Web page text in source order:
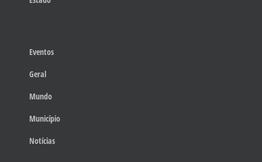
Eventos
Geral
Mundo
Município
Notícias